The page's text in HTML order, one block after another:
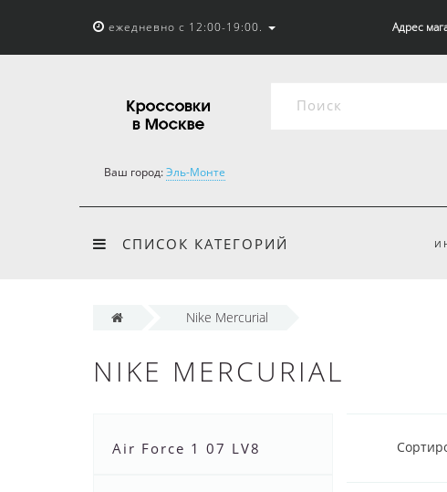
ежедневно с 12:00-19:00. Адрес
Ваш город:Эль-Монте
СПИСОК КАТЕГОРИЙ
Nike Mercurial
NIKE MERCURIAL
Air Force 1 07 LV8